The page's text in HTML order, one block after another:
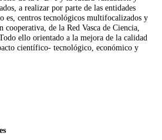
a realizar por parte de las entidades
es, centros tecnológicos multifocalizados y
cooperativa, de la Red Vasca de Ciencia,
ello orientado a la mejora de la calidad
científico- tecnológico, económico y